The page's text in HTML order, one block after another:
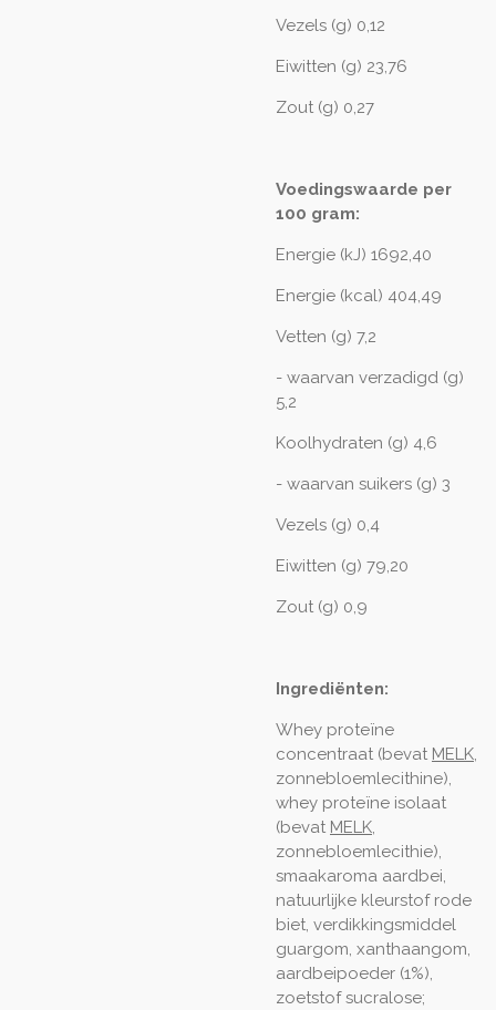
Vezels (g) 0,12
Eiwitten (g) 23,76
Zout (g) 0,27
Voedingswaarde per
100 gram:
Energie (kJ) 1692,40
Energie (kcal) 404,49
Vetten (g) 7,2
- waarvan verzadigd (g)
5,2
Koolhydraten (g) 4,6
- waarvan suikers (g) 3
Vezels (g) 0,4
Eiwitten (g) 79,20
Zout (g) 0,9
Ingrediënten:
Whey proteïne
concentraat (bevat MELK,
zonnebloemlecithine),
whey proteïne isolaat
(bevat MELK,
zonnebloemlecithie),
smaakaroma aardbei,
natuurlijke kleurstof rode
biet, verdikkingsmiddel
guargom, xanthaangom,
aardbeipoeder (1%),
zoetstof sucralose;